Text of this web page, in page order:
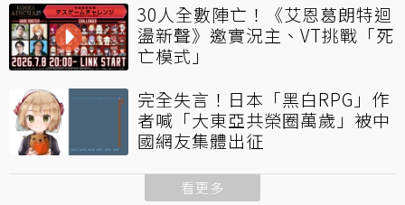
30人全數陣亡！《艾恩葛朗特迴
盪新聲》邀實況主、VT挑戰「死
亡模式」
完全失言！日本「黑白RPG」作
者喊「大東亞共榮圈萬歲」被中
國網友集體出征
看更多